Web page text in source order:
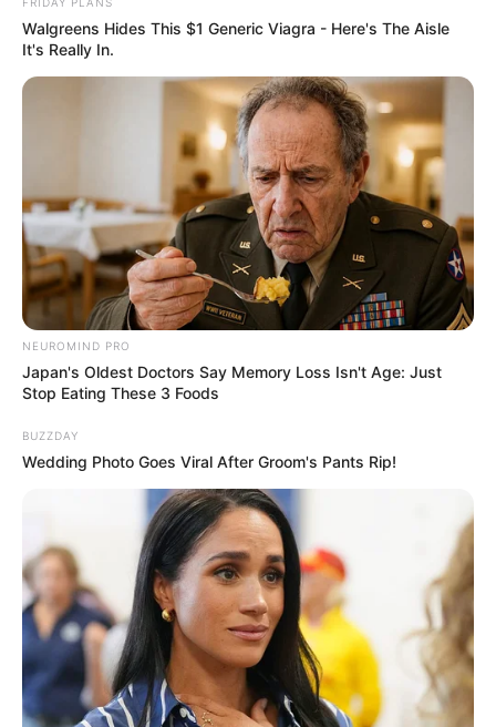
meleg ruhákban, nagy paplan alatt, mely alá
beficánkolhatja magát. Ne altassuk a hasán, csak
nappal, amikor a közvetlen felügyeletünk előtt van
a baba, egyéb esetekben altassuk a hátán. Ne
aludjunk egy ágyban a kicsivel, és a baba kemény
matracon aludjon. Javasolt továbbá, hogy minél
tovább anyatejes táplálásban részesüljön a
csecsemő.
Walgreens Hides This $1 Generic Viagra - Here's The Aisle
It's Really In.
NEUROMIND PRO
Japan's Oldest Doctors Say Memory Loss Isn't Age: Just
Stop Eating These 3 Foods
BUZZDAY
Wedding Photo Goes Viral After Groom's Pants Rip!